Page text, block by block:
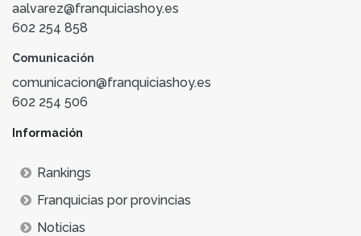
aalvarez@franquiciashoy.es
602 254 858
Comunicación
comunicacion@franquiciashoy.es
602 254 506
Información
Rankings
Franquicias por provincias
Noticias